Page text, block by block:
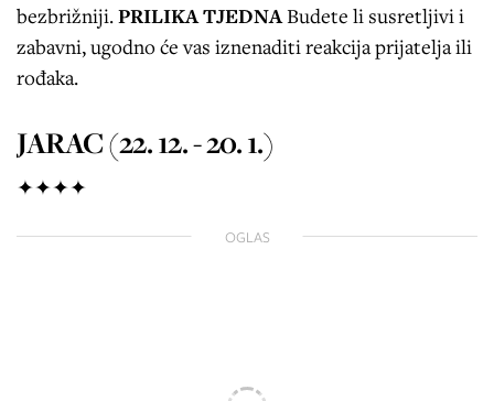
bezbrižniji.PRILIKA TJEDNABudete li susretljivi i
zabavni, ugodno će vas iznenaditi reakcija prijatelja ili
rođaka.
JARAC (22. 12. - 20. 1.)
✦✦✦✦
OGLAS